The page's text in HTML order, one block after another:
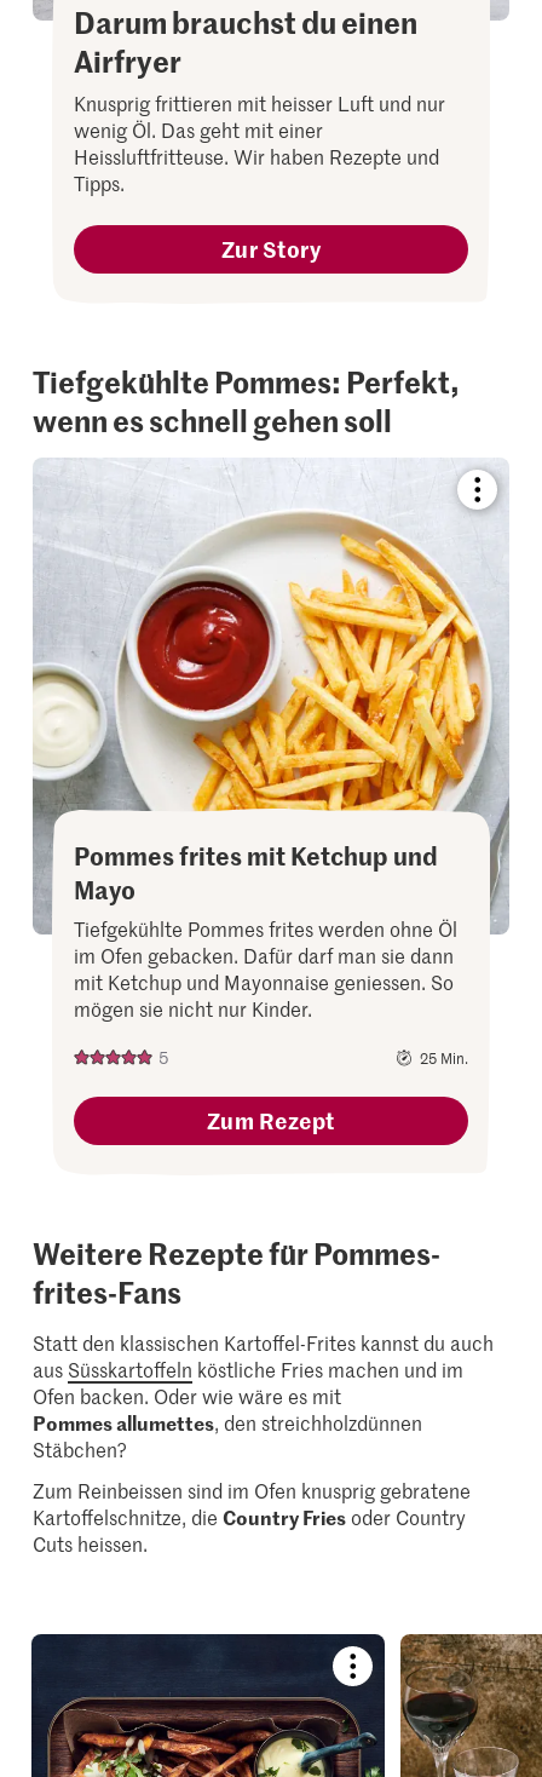
Darum brauchst du einen
Airfryer
Knusprig frittieren mit heisser Luft und nur
wenig Öl. Das geht mit einer
Heissluftfritteuse. Wir haben Rezepte und
Tipps.
Zur Story
Tiefgekühlte Pommes: Perfekt,
wenn es schnell gehen soll
recipe
Pommes frites mit Ketchup und
Mayo
Tiefgekühlte Pommes frites werden ohne Öl
im Ofen gebacken. Dafür darf man sie dann
mit Ketchup und Mayonnaise geniessen. So
mögen sie nicht nur Kinder.
5 25 Min.
Zum Rezept
Weitere Rezepte für Pommes-
frites-Fans
Statt den klassischen Kartoffel-Frites kannst du auch
aus Süsskartoffeln köstliche Fries machen und im
Ofen backen. Oder wie wäre es mit
Pommes allumettes, den streichholzdünnen
Stäbchen?
Zum Reinbeissen sind im Ofen knusprig gebratene
Kartoffelschnitze, dieCountry Friesoder Country
Cuts heissen.
Bookmark
recipe
or
add
it
to